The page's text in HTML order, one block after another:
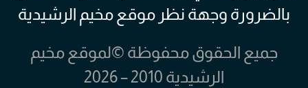
بالضرورة وجهة نظر موقع مخيم الرشيدية
جميع الحقوق محفوظة ©لموقع مخيم
الرشيدية 2010 – 2026